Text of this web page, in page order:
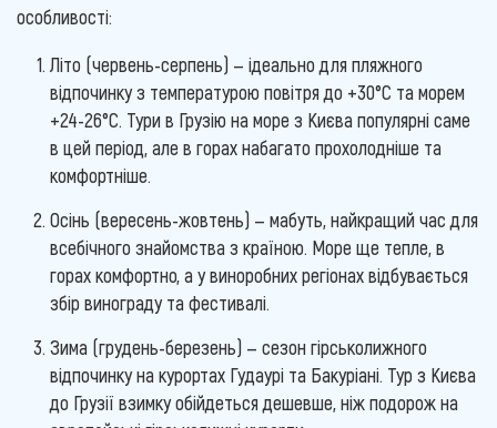
особливості:
Літо (червень-серпень) — ідеально для пляжного
відпочинку з температурою повітря до +30°C та морем
+24-26°C. Тури в Грузію на море з Києва популярні саме
в цей період, але в горах набагато прохолодніше та
комфортніше.
Осінь (вересень-жовтень) — мабуть, найкращий час для
всебічного знайомства з країною. Море ще тепле, в
горах комфортно, а у виноробних регіонах відбувається
збір винограду та фестивалі.
Зима (грудень-березень) — сезон гірськолижного
відпочинку на курортах Гудаурі та Бакуріані. Тур з Києва
до Грузії взимку обійдеться дешевше, ніж подорож на